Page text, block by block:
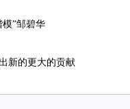
”邹碧华
新的更大的贡献